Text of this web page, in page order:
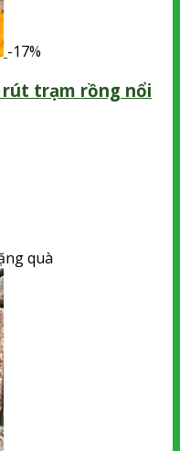
-17%
trạm rồng nổi
quà